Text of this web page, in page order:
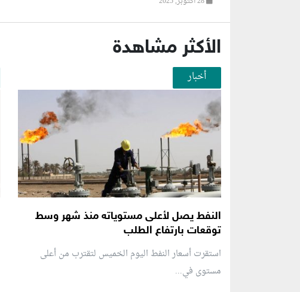
الأكثر مشاهدة
أخبار
النفط يصل لأعلى مستوياته منذ شهر وسط
توقعات بارتفاع الطلب
استقرت أسعار النفط اليوم الخميس لتقترب من أعلى
مستوى في...